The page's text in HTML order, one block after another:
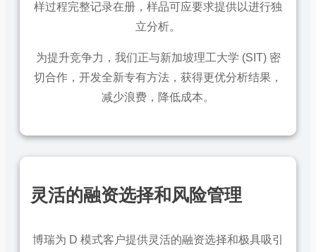
样过程完整记录在册，样品可应要求提供以进行独
立分析。
为提升竞争力，我们正与新加坡理工大学 (SIT) 密
切合作，开发全新专有方法，获得更优分析结果，
减少浪费，降低成本。
灵活的融资选择和风险管理
博瑞为 D 模式客户提供灵活的融资选择和极具吸引